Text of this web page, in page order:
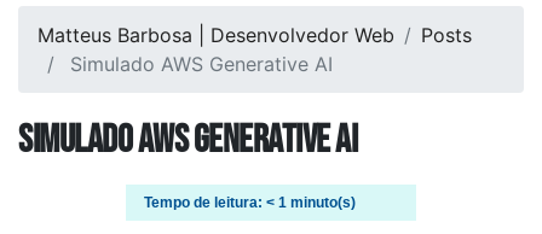
Matteus Barbosa | Desenvolvedor Web
Posts
Simulado AWS Generative AI
Simulado AWS Generative AI
Tempo de leitura: < 1 minuto(s)